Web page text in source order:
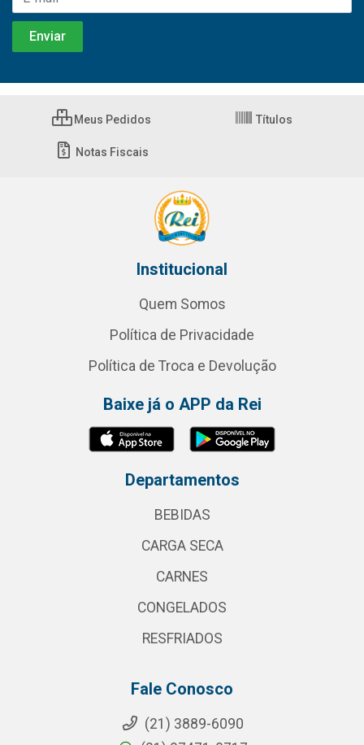
Meus Pedidos Títulos
Notas Fiscais
Institucional
Quem Somos
Política de Privacidade
Política de Troca e Devolução
Baixe já o APP da Rei
Departamentos
BEBIDAS
CARGA SECA
CARNES
CONGELADOS
RESFRIADOS
Fale Conosco
(21) 3889-6090